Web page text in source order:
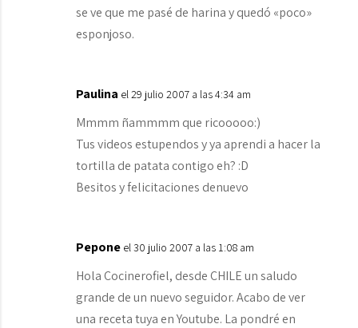
se ve que me pasé de harina y quedó «poco»
esponjoso.
Paulina el 29 julio 2007 a las 4:34 am
Mmmm ñammmm que ricooooo:)
Tus videos estupendos y ya aprendi a hacer la
tortilla de patata contigo eh? :D
Besitos y felicitaciones denuevo
Pepone el 30 julio 2007 a las 1:08 am
Hola Cocinerofiel, desde CHILE un saludo
grande de un nuevo seguidor. Acabo de ver
una receta tuya en Youtube. La pondré en